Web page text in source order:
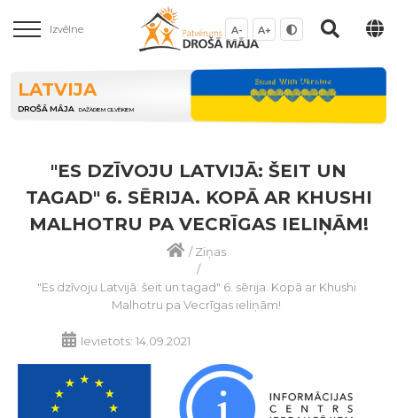
Izvēlne A- A+
LATVIJA
DROŠĀ MĀJA DAŽĀDIEM CILVĒKIEM
"ES DZĪVOJU LATVIJĀ: ŠEIT UN
TAGAD" 6. SĒRIJA. KOPĀ AR KHUSHI
MALHOTRU PA VECRĪGAS IELIŅĀM!
/Ziņas
/
"Es dzīvoju Latvijā: šeit un tagad" 6. sērija. Kopā ar Khushi
Malhotru pa Vecrīgas ieliņām!
Ievietots: 14.09.2021